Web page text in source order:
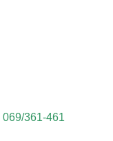
069/361-461